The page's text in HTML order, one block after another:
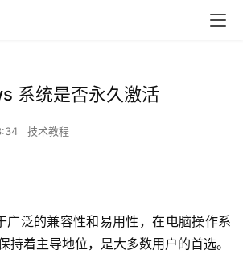
系统是否永久激活
技术教程
泛的兼容性和易用性，在电脑操作系
持着主导地位，是大多数用户的首选。